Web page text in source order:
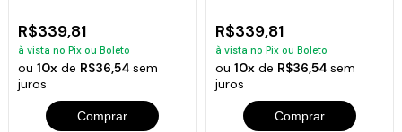
R$339,81
à vista no Pix ou Boleto
ou10x de R$36,54sem
juros
Comprar
R$339,81
à vista no Pix ou Boleto
ou 10xde R$36,54 sem
juros
Comprar